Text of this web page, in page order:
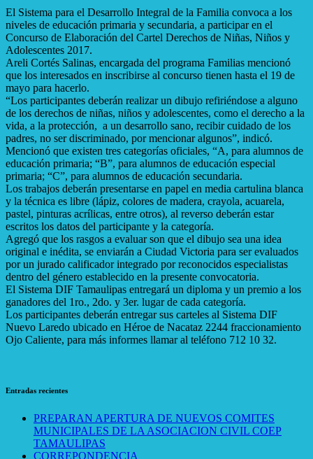
El Sistema para el Desarrollo Integral de la Familia convoca a los
niveles de educación primaria y secundaria, a participar en el
Concurso de Elaboración del Cartel Derechos de Niñas, Niños y
Adolescentes 2017.
Areli Cortés Salinas, encargada del programa Familias mencionó
que los interesados en inscribirse al concurso tienen hasta el 19 de
mayo para hacerlo.
“Los participantes deberán realizar un dibujo refiriéndose a alguno
de los derechos de niñas, niños y adolescentes, como el derecho a la
vida, a la protección, a un desarrollo sano, recibir cuidado de los
padres, no ser discriminado, por mencionar algunos”, indicó.
Mencionó que existen tres categorías oficiales, “A, para alumnos de
educación primaria; “B”, para alumnos de educación especial
primaria; “C”, para alumnos de educación secundaria.
Los trabajos deberán presentarse en papel en media cartulina blanca
y la técnica es libre (lápiz, colores de madera, crayola, acuarela,
pastel, pinturas acrílicas, entre otros), al reverso deberán estar
escritos los datos del participante y la categoría.
Agregó que los rasgos a evaluar son que el dibujo sea una idea
original e inédita, se enviarán a Ciudad Victoria para ser evaluados
por un jurado calificador integrado por reconocidos especialistas
dentro del género establecido en la presente convocatoria.
El Sistema DIF Tamaulipas entregará un diploma y un premio a los
ganadores del 1ro., 2do. y 3er. lugar de cada categoría.
Los participantes deberán entregar sus carteles al Sistema DIF
Nuevo Laredo ubicado en Héroe de Nacataz 2244 fraccionamiento
Ojo Caliente, para más informes llamar al teléfono 712 10 32.
Entradas recientes
PREPARAN APERTURA DE NUEVOS COMITES
MUNICIPALES DE LA ASOCIACION CIVIL COEP
TAMAULIPAS
CORREPONDENCIA